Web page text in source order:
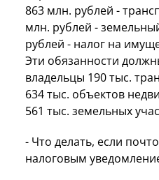
863 млн. рублей -
млн. рублей -
рублей - налог на
Эти обязанности
владельцы 190 тыс.
634 тыс. объектов
561 тыс. земельных
- Что делать, если
налоговым